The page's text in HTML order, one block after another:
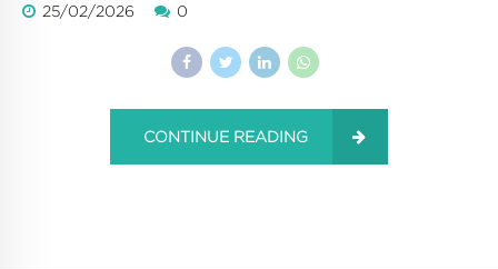
25/02/2026 0
CONTINUE READING